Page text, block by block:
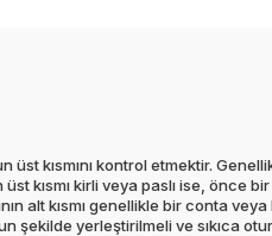
üst kısmını kontrol etmektir.
üst kısmı kirli veya paslı ise, önce
alt kısmı genellikle bir conta
şekilde yerleştirilmeli ve sıkıca